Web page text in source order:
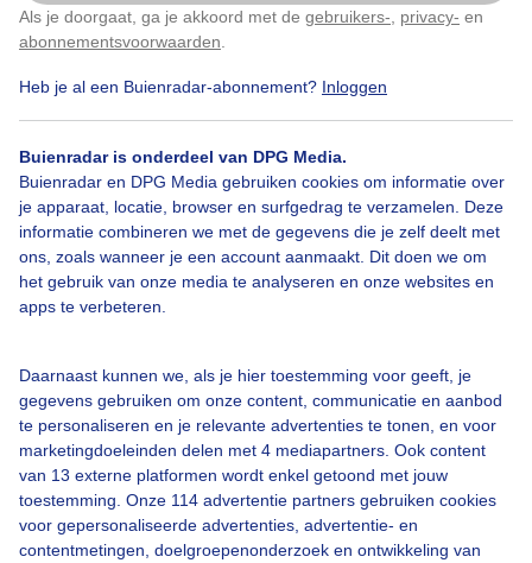
Als je doorgaat, ga je akkoord met de gebruikers- privacy- en
abonnementsvoorwaarden
Heb je al een Buienradar-abonnement? Inloggen
Buienradar is onderdeel van DPG Media.
Buienradar en DPG Media gebruiken cookies om informatie over
je apparaat, locatie, browser en surfgedrag te verzamelen. Deze
informatie combineren we met de gegevens die je zelf deelt met
ons, zoals wanneer je een account aanmaakt. Dit doen we om
het gebruik van onze media te analyseren en onze websites en
apps te verbeteren.
Daarnaast kunnen we, als je hier toestemming voor geeft, je
gegevens gebruiken om onze content, communicatie en aanbod
te personaliseren en je relevante advertenties te tonen, en voor
marketingdoeleinden delen met 4 mediapartners. Ook content
van 13 externe platformen wordt enkel getoond met jouw
toestemming. Onze 114 advertentie partners gebruiken cookies
voor gepersonaliseerde advertenties, advertentie- en
contentmetingen, doelgroepenonderzoek en ontwikkeling van
Door: Meine Dijkstra Gemaakt: 21-04-2024, 72x bekeken
Bekijk slideshow
Een moment geduld aub...
Klik hierom dit aan te passen